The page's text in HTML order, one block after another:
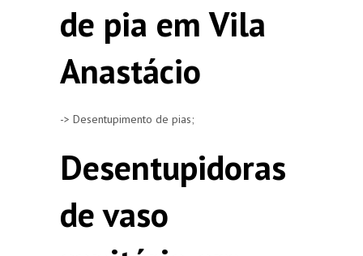
de pia em Vila
Anastácio
-> Desentupimento de pias;
Desentupidoras
de vaso